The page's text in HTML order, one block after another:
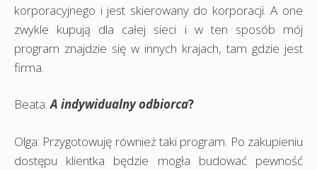
korporacyjnego i jest skierowany do korporacji. A one
zwykle kupują dla całej sieci i w ten sposób mój
program znajdzie się w innych krajach, tam gdzie jest
firma.
Beata:A indywidualny odbiorca?
Olga: Przygotowuję również taki program. Po zakupieniu
dostępu klientka będzie mogła budować pewność